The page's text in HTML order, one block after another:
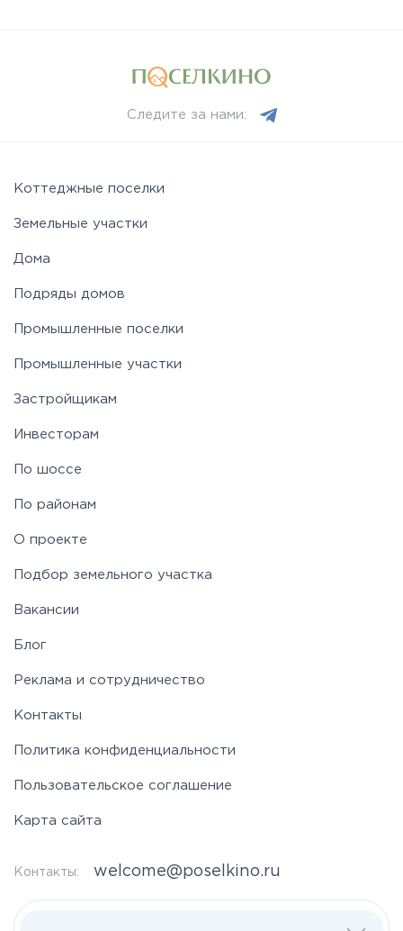
Следите за нами:
Коттеджные поселки
Земельные участки
Дома
Подряды домов
Промышленные поселки
Промышленные участки
Застройщикам
Инвесторам
По шоссе
По районам
О проекте
Подбор земельного участка
Вакансии
Блог
Реклама и сотрудничество
Контакты
Политика конфиденциальности
Пользовательское соглашение
Карта сайта
Контакты: welcome@poselkino.ru